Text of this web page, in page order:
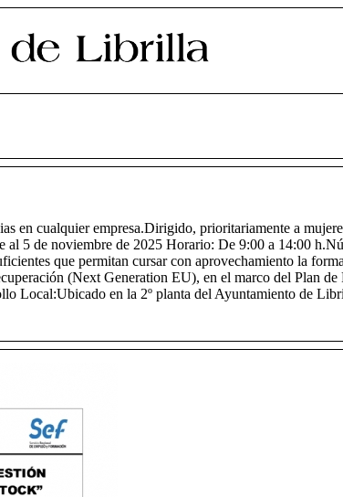
en cualquier empresa.Dirigido, prioritariamente a
5 de noviembre de 2025 Horario: De 9:00 a 14:00
que permitan cursar con aprovechamiento la
(Next Generation EU), en el marco del Plan
Local:Ubicado en la 2º planta del Ayuntamiento de